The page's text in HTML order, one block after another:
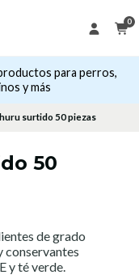
0
para perros,
y más
surtido 50 piezas
50
de grado
conservantes
y té verde.